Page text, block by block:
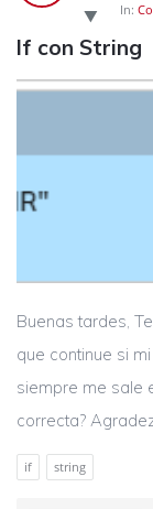
In:
If con String
Buenas tardes,
que continue si
siempre me sale
correcta?
if string